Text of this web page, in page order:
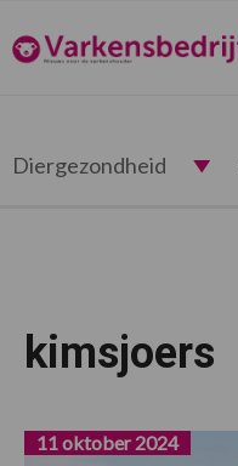
de
hoofdnavigatie
de
hoofd
de
voettekst
Varkensbedrijf.nl
Diergezondheid
kimsjoers
11 oktober 2024